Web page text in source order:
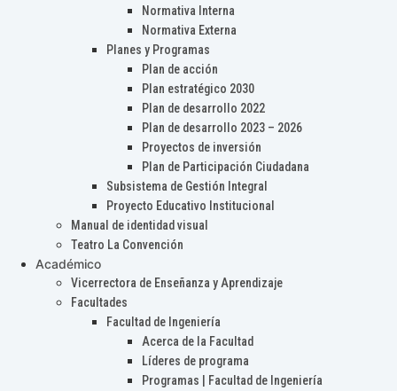
Normativa Interna
Normativa Externa
Planes y Programas
Plan de acción
Plan estratégico 2030
Plan de desarrollo 2022
Plan de desarrollo 2023 – 2026
Proyectos de inversión
Plan de Participación Ciudadana
Subsistema de Gestión Integral
Proyecto Educativo Institucional
Manual de identidad visual
Teatro La Convención
Académico
Vicerrectora de Enseñanza y Aprendizaje
Facultades
Facultad de Ingeniería
Acerca de la Facultad
Líderes de programa
Programas | Facultad de Ingeniería